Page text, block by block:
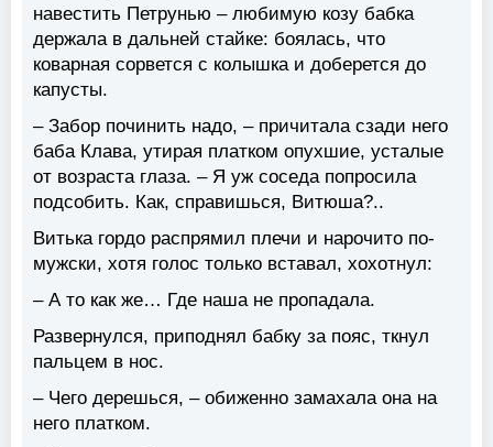
навестить Петрунью – любимую козу бабка
держала в дальней стайке: боялась, что
коварная сорвется с колышка и доберется до
капусты.
– Забор починить надо, – причитала сзади него
баба Клава, утирая платком опухшие, усталые
от возраста глаза. – Я уж соседа попросила
подсобить. Как, справишься, Витюша?..
Витька гордо распрямил плечи и нарочито по-
мужски, хотя голос только вставал, хохотнул:
– А то как же… Где наша не пропадала.
Развернулся, приподнял бабку за пояс, ткнул
пальцем в нос.
– Чего дерешься, – обиженно замахала она на
него платком.